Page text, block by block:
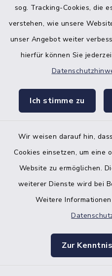
sog. Tracking-Cookies, die
verstehen, wie unsere
unser Angebot weiter
hierfür können Sie
Ich stimme zu
Wir weisen darauf hin,
Cookies einsetzen, um eine
Website zu ermöglichen.
weiterer Dienste wird bei
Weitere
Zur